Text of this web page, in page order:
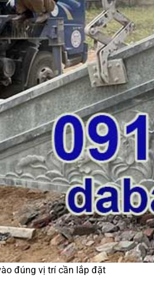
đúng vị trí cần lắp đặt